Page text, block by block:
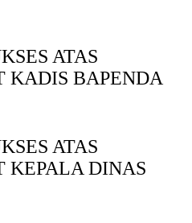
ATAS
KADIS BAPENDA
ATAS
KEPALA DINAS